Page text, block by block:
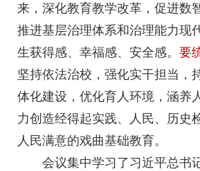
来，深化教育教学改革，促进数
推进基层治理体系和治理能力现
生获得感、幸福感、安全感。 要
坚持依法治校，强化实干担当，
体化建设，优化育人环境，涵养
力创造经得起实践、人民、历史
人民满意的戏曲基础教育。
会议集中学习了习近平总书